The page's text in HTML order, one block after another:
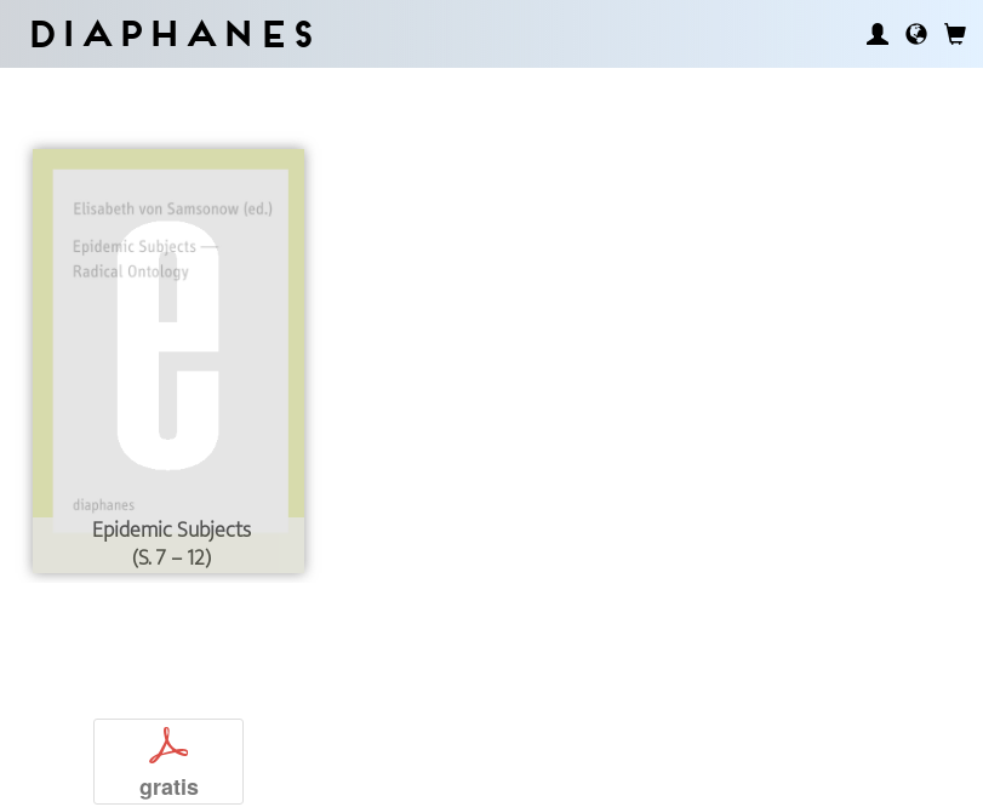
Diaphanes
Epidemic Subjects
(S. 7 – 12)
p
gratis